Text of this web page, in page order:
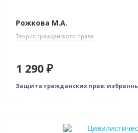
Рожкова М.А.
Теория гражданского права
1 290 ₽
Защита гражданских прав: